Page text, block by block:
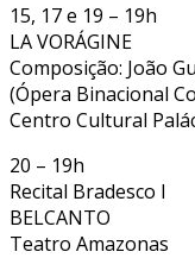
15, 17 e 19 – 19h
LA VORÁGINE
Composição: João
(Ópera Binacional
Centro Cultural
20 – 19h
Recital Bradesco I
BELCANTO
Teatro Amazonas